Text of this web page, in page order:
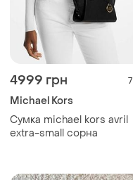
4999 грн 7
Michael Kors
Сумка michael kors avril
extra-small сорна